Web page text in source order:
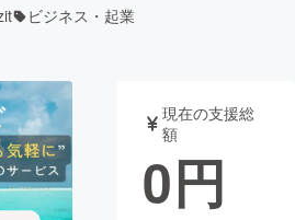
ガジェット
書籍・雑誌
ビジネス・起業
現在の支援総
額
0円